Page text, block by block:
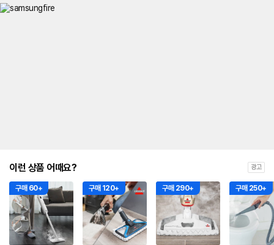
이런 상품 어때요? 광고
구매 60+ 구매 120+ 구매 290+ 구매 250+